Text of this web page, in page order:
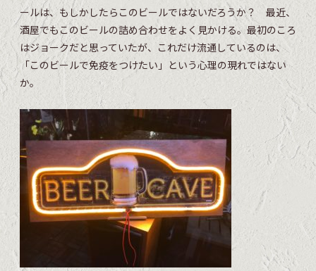
ールは、もしかしたらこのビールではないだろうか？ 最近、
酒屋でもこのビールの詰め合わせをよく見かける。最初のころ
はジョークだと思っていたが、これだけ流通しているのは、
「このビールで免疫をつけたい」という心理の現れではない
か。